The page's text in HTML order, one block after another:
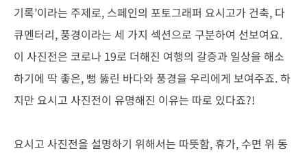
기록’이라는 주제로, 스페인의 포토그래퍼 요시고가 건축, 다
큐멘터리, 풍경이라는 세 가지 섹션으로 구분하여 선보여요.
이 사진전은 코로나 19로 더해진 여행의 갈증과 일상을 해소
하기에 딱 좋은, 뻥 뚫린 바다와 풍경을 우리에게 보여주죠. 하
지만 요시고 사진전이 유명해진 이유는 따로 있다죠?!
요시고 사진전을 설명하기 위해서는 따뜻함, 휴가, 수면 위 동